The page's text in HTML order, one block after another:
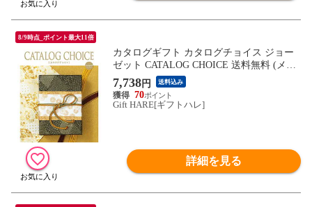
8/9時点_ポイント最大11倍
カタログギフト カタログチョイス ジョー
ゼット CATALOG CHOICE 送料無料 (メー
ル便)【_
7,738円 送料込み
70
Gift HARE[ギフトハレ]
詳細を見る